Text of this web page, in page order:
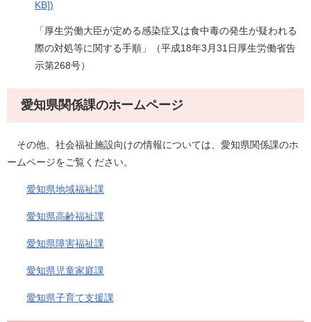
KB])
「厚生労働大臣が定める感染症又は食中毒の発生が疑われる
際の対処等に関する手順」（平成18年3月31日厚生労働省告
示第268号）
愛知県関係課のホームページ
その他、社会福祉施設向けの情報については、愛知県関係課のホ
ームページをご覧ください。
愛知県地域福祉課
愛知県高齢福祉課
愛知県障害福祉課
愛知県児童家庭課
愛知県子育て支援課